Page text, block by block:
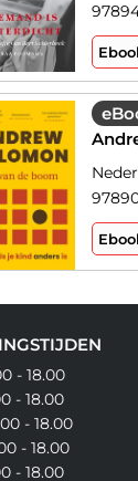
- 18.00
- 18.00
- 18.00
- 18.00
- 18.00